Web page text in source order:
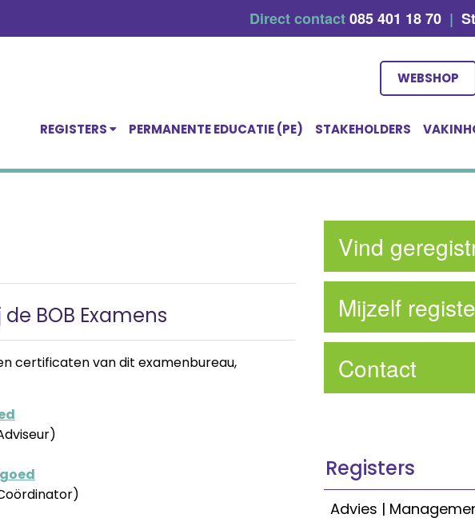
Direct contact085 401 18 70 |
WEBSHOP
REGISTERS PERMANENTE EDUCATIE (PE) STAKEHOLDERS
BOB Examens
certificaten van dit examenbureau,
Vind
Mijzelf
Contact
Registers
Advies |